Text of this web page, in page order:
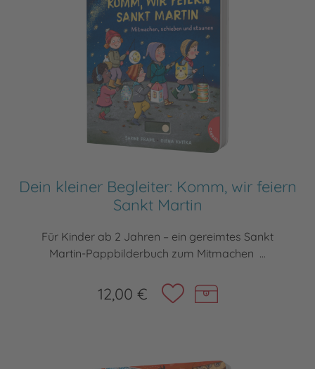
Dein kleiner Begleiter: Komm, wir feiern
Sankt Martin
Für Kinder ab 2 Jahren – ein gereimtes Sankt
Martin-Pappbilderbuch zum Mitmachen ...
12,00 €